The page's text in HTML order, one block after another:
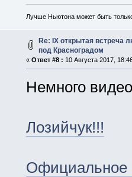
Лучше Ньютона может быть
Re: IX открытая встреча
под Красноградом
« Ответ #8 : 10 Августа 2017,
Немного
Лозийчук!!!
Официальное